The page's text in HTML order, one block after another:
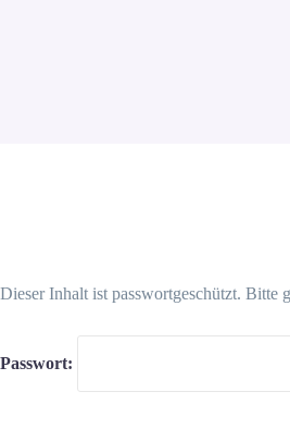
Dieser Inhalt ist passwortgeschützt. Bitte
Passwort: